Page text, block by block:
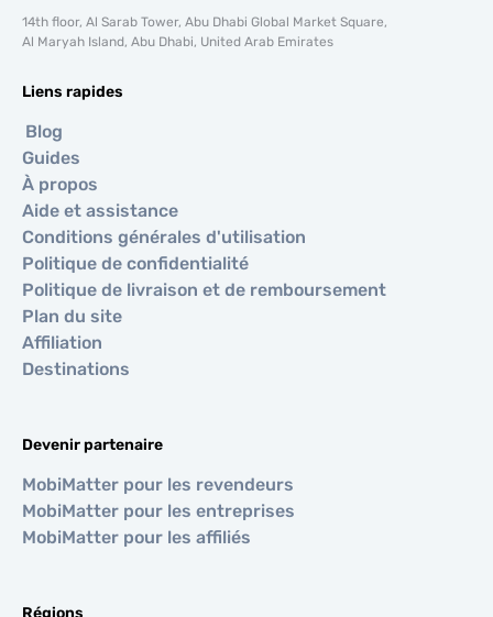
14th floor, Al Sarab Tower, Abu Dhabi Global Market Square,
Al Maryah Island, Abu Dhabi, United Arab Emirates
Liens rapides
Blog
Guides
À propos
Aide et assistance
Conditions générales d'utilisation
Politique de confidentialité
Politique de livraison et de remboursement
Plan du site
Affiliation
Destinations
Devenir partenaire
MobiMatter pour les revendeurs
MobiMatter pour les entreprises
MobiMatter pour les affiliés
Régions